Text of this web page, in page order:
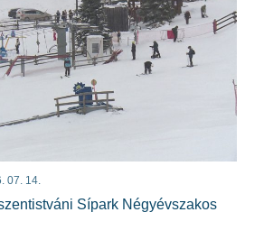
07. 14.
Sípark Négyévszakos